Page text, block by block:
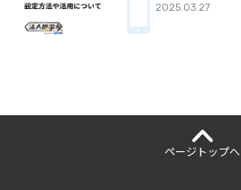
2025.03.27
ページ トップへ